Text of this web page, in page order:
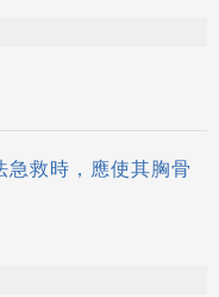
救時，應使其胸骨